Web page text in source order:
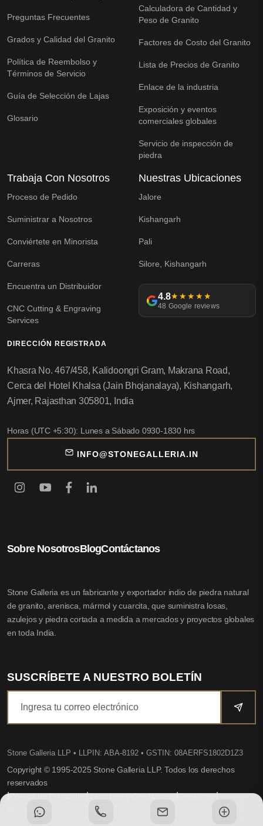
Preguntas Frecuentes
Grados y Calidad del Granito
Política de Reembolso y
Términos de Servicio
Guía de Selección de Lajas
Glosario
Calculadora de Cantidad y
Peso de Granito
Factores de Costo del Granito
Lista de Precios de Granito
Enlace de la industria
Exposición y eventos
comerciales globales
Servicio de inspección de
piedra
Trabaja Con Nosotros
Proceso de Pedido
Suministrar a Nosotros
Conviértete en Minorista
Carreras
Encuentra un Distribuidor
CNC Cutting & Engraving
Services
Nuestras Ubicaciones
Jalore
Kishangarh
Pali
Silore, Kishangarh
4.8★★★★★
48 Google reviews
Sobre NosotrosBlogContáctanos
Stone Galleria es un fabricante y exportador indio de piedra natural
de granito, arenisca, mármol y cuarcita, que suministra losas,
azulejos y piedra cortada a medida a mercados y proyectos globales
en toda India.
SUSCRÍBETE A NUESTRO BOLETÍN
Stone Galleria LLP • LLPIN: ABA-8192 • GSTIN: 08AERFS1802D1Z3
Copyright © 1995-2025 Stone Galleria LLP. Todos los derechos
reservados
|Política de Privacidad|Términos y Condiciones|Disclaimer|
Mapa del Sitio Website by Dovio Technologies
DIRECCIÓN REGISTRADA
Khasra No. 467/458, Kalidoongri Gram, Makrana Road,
Cerca del Hotel Khalsa (Jain Bhojanalaya), Kishangarh,
Ajmer, Rajasthan 305801, India
Horas (UTC +5:30): Lunes a Sábado 0930-1830 hrs
INFO@STONEGALLERIA.IN